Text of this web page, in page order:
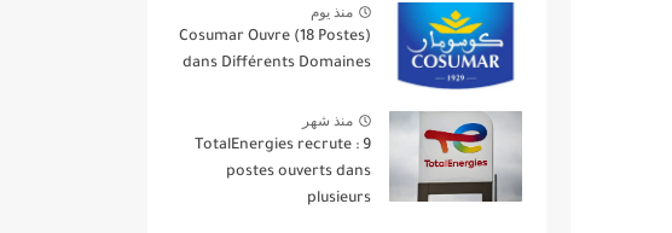
منذ يوم
Cosumar Ouvre (18 Postes)
dans Différents Domaines
منذ شهر
TotalEnergies recrute : 9
postes ouverts dans
plusieurs